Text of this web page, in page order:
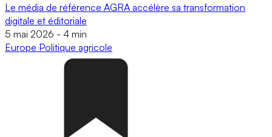
Le média de référence AGRA accélère sa transformation
digitale et éditoriale
5 mai 2026 - 4 min
Europe Politique agricole